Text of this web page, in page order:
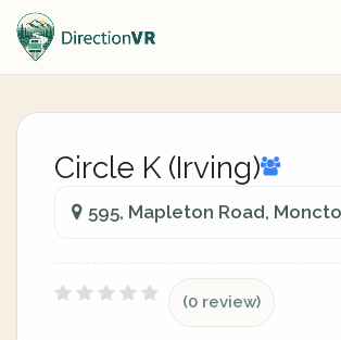
Circle K (Irving)
595, Mapleton Road,
(0 review)